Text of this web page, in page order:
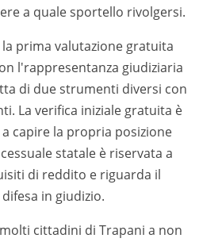
a quale sportello rivolgersi.
prima valutazione gratuita
l'rappresentanza giudiziaria
di due strumenti diversi con
La verifica iniziale gratuita è
capire la propria posizione
statale è riservata a
di reddito e riguarda il
in giudizio.
cittadini di Trapani a non